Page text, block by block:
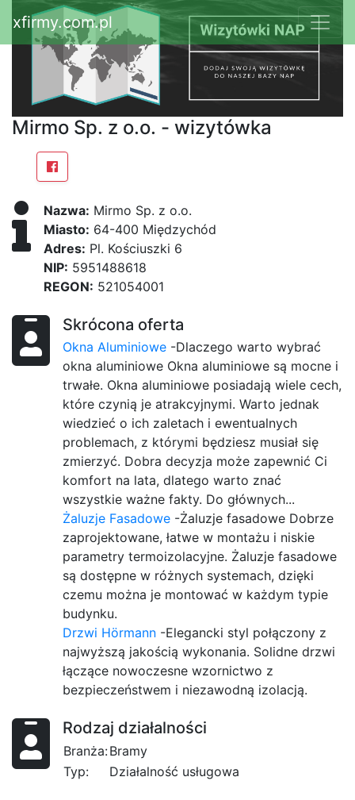
xfirmy.com.pl
Mirmo Sp. z o.o. - wizytówka
Nazwa: Mirmo Sp. z o.o.
Miasto: 64-400 Międzychód
Adres: Pl. Kościuszki 6
NIP: 5951488618
REGON: 521054001
Skrócona oferta
Okna Aluminiowe -Dlaczego warto wybrać
okna aluminiowe Okna aluminiowe są mocne i
trwałe. Okna aluminiowe posiadają wiele cech,
które czynią je atrakcyjnymi. Warto jednak
wiedzieć o ich zaletach i ewentualnych
problemach, z którymi będziesz musiał się
zmierzyć. Dobra decyzja może zapewnić Ci
komfort na lata, dlatego warto znać
wszystkie ważne fakty. Do głównych...
Żaluzje Fasadowe -Żaluzje fasadowe Dobrze
zaprojektowane, łatwe w montażu i niskie
parametry termoizolacyjne. Żaluzje fasadowe
są dostępne w różnych systemach, dzięki
czemu można je montować w każdym typie
budynku.
Drzwi Hörmann -Elegancki styl połączony z
najwyższą jakością wykonania. Solidne drzwi
łączące nowoczesne wzornictwo z
bezpieczeństwem i niezawodną izolacją.
Rodzaj działalności
Branża:Bramy
Typ:
Działalność usługowa